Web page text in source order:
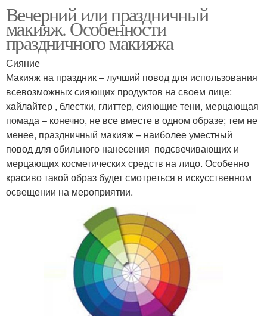
Вечерний или праздничный
макияж. Особенности
праздничного макияжа
Сияние
Макияж на праздник – лучший повод для использования
всевозможных сияющих продуктов на своем лице:
хайлайтер , блестки, глиттер, сияющие тени, мерцающая
помада – конечно, не все вместе в одном образе; тем не
менее, праздничный макияж – наиболее уместный
повод для обильного нанесения подсвечивающих и
мерцающих косметических средств на лицо. Особенно
красиво такой образ будет смотреться в искусственном
освещении на мероприятии.